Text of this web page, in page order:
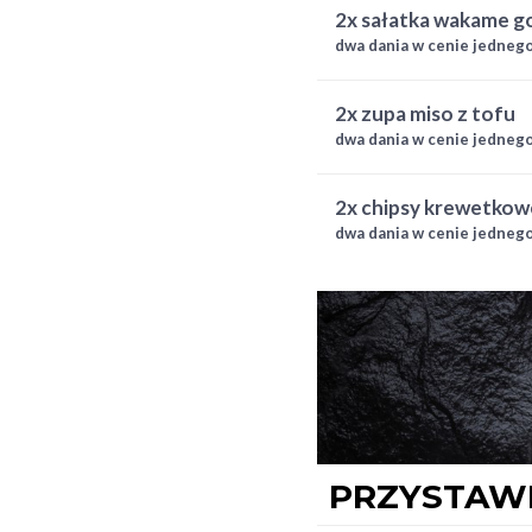
pieczony 4x hosomaki
hosomaki maślana 4x
awokado 4x hosomaki
2x sałatka wakame
dwa dania w cenie
2x zupa miso z tofu
dwa dania w cenie
2x chipsy
dwa dania w cenie